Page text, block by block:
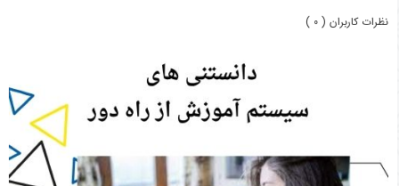
نظرات کاربران ( 0 )